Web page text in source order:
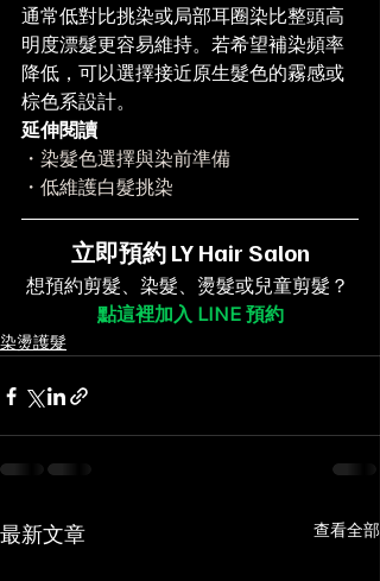
通常低對比挑染或局部耳圈染比整頭高
明度漂髮更容易維持。若希望補染頻率
降低，可以選擇接近原生髮色的霧感或
棕色系設計。
延伸閱讀
・染髮色選擇與染前準備
・低維護白髮挑染
立即預約 LY Hair Salon
想預約剪髮、染髮、燙髮或兒童剪髮？
點這裡加入 LINE 預約
染燙護髮
最新文章 查看全部